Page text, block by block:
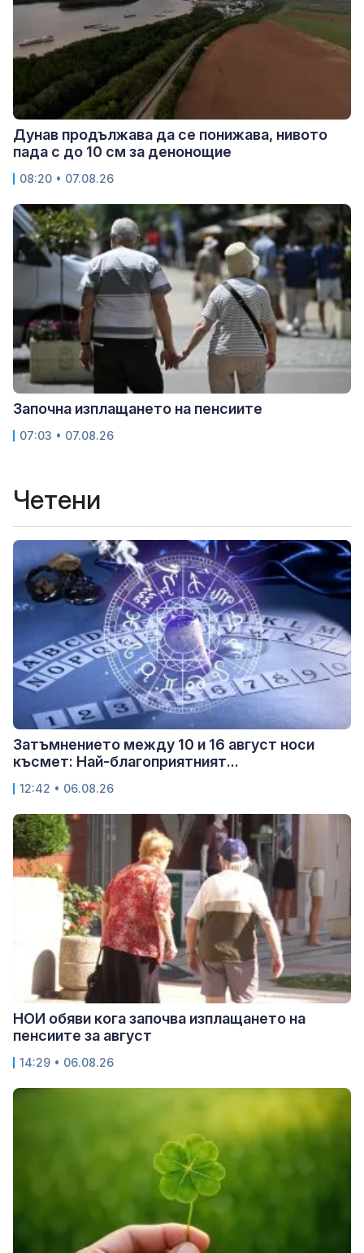
Дунав продължава да се понижава, нивото
пада с до 10 см за денонощие
08:20 • 07.08.26
Започна изплащането на пенсиите
07:03 • 07.08.26
Четени
Затъмнението между 10 и 16 август носи
късмет: Най-благоприятният...
12:42 • 06.08.26
НОИ обяви кога започва изплащането на
пенсиите за август
14:29 • 06.08.26